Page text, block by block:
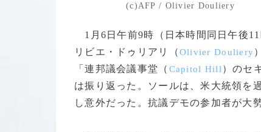
(c)AFP / Olivier Douliery
1月6日午前9時（日本時間同日午後
リビエ・ドゥリアリ（Olivier Douliery
「連邦議会議事堂（ Capitol Hill ）のセ
は振り返った。ソールは、米大統領を
し意外だった。抗議デモの参加者が大